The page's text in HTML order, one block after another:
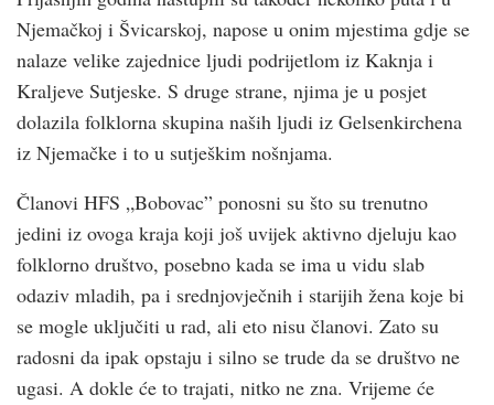
Njemačkoj i Švicarskoj, napose u onim mjestima gdje se
nalaze velike zajednice ljudi podrijetlom iz Kaknja i
Kraljeve Sutjeske. S druge strane, njima je u posjet
dolazila folklorna skupina naših ljudi iz Gelsenkirchena
iz Njemačke i to u sutješkim nošnjama.
Članovi HFS „Bobovac” ponosni su što su trenutno
jedini iz ovoga kraja koji još uvijek aktivno djeluju kao
folklorno društvo, posebno kada se ima u vidu slab
odaziv mladih, pa i srednjovječnih i starijih žena koje bi
se mogle uključiti u rad, ali eto nisu članovi. Zato su
radosni da ipak opstaju i silno se trude da se društvo ne
ugasi. A dokle će to trajati, nitko ne zna. Vrijeme će